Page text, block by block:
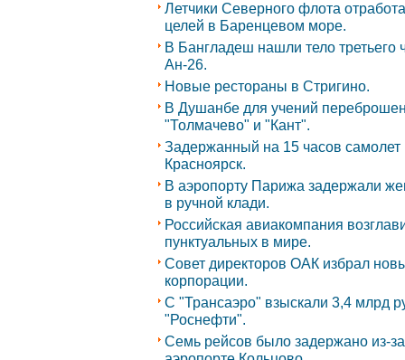
Летчики Северного флота
целей в Баренцевом море.
В Бангладеш нашли тело третьего
Ан-26.
Новые рестораны в Стригино.
В Душанбе для учений
"Толмачево" и "Кант".
Задержанный на 15 часов самолет
Красноярск.
В аэропорту Парижа задержали
в ручной клади.
Российская авиакомпания
пунктуальных в мире.
Совет директоров ОАК избрал
корпорации.
С "Трансаэро" взыскали 3,4 млрд
"Роснефти".
Семь рейсов было задержано из-